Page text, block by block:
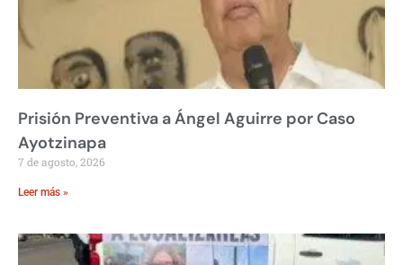
Prisión Preventiva a Ángel Aguirre por Caso
Ayotzinapa
7 de agosto, 2026
Leer más »